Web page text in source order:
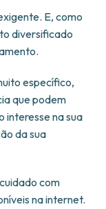
E, como
diversificado
específico,
que podem
interesse na sua
da sua
com
na internet.